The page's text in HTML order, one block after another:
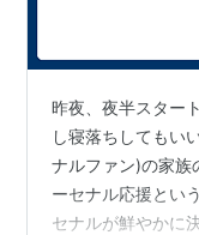
昨夜、夜半スター
し寝落ちしてもい
ナルファン)の家族
ーセナル応援とい
セナルが鮮やかに